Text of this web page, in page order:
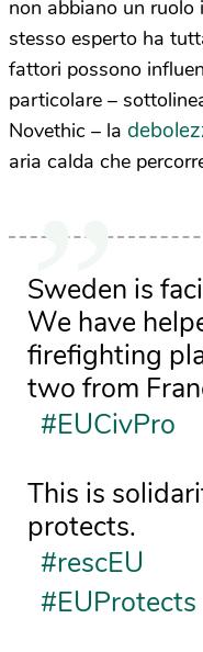
non abbiano un ruolo
stesso esperto ha
fattori possono
particolare –
Novethic – la
aria calda che
Sweden is
We have
firefighting
two from
#EUCivPro
This is
protects.
#rescEU
#EUProtects